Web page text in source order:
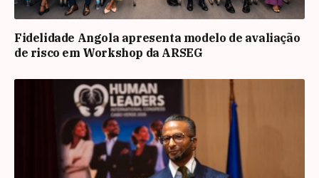
Fidelidade Angola apresenta modelo de avaliação
de risco em Workshop da ARSEG